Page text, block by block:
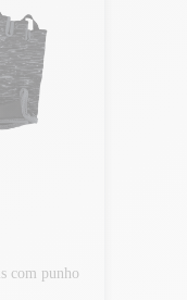
com punho